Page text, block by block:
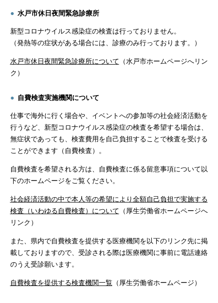
水戸市休日夜間緊急診療所
新型コロナウイルス感染症の検査は行っておりません。
（発熱等の症状がある場合には、診療のみ行っております。）
水戸市休日夜間緊急診療所について （水戸市ホームページへリン
ク）
自費検査実施機関について
仕事で海外に行く場合や、イベントへの参加等の社会経済活動を
行うなど、新型コロナウイルス感染症の検査を希望する場合は、
無症状であっても、検査費用を自己負担することで検査を受ける
ことができます（自費検査）。
自費検査を希望される方は、自費検査に係る留意事項について以
下のホームページをご覧ください。
社会経済活動の中で本人等の希望により全額自己負担で実施する
検査（いわゆる自費検査）について （厚生労働省ホームページへ
リンク）
また、県内で自費検査を提供する医療機関を以下のリンク先に掲
載しておりますので、受診される際は医療機関に事前に電話連絡
のうえ受診願います。
自費検査を提供する検査機関一覧（厚生労働省ホームページ）